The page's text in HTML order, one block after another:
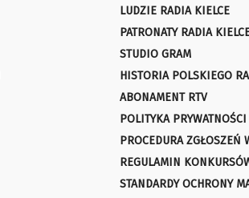
LUDZIE RADIA KIELCE
PATRONATY RADIA
STUDIO GRAM
HISTORIA POLSKIEGO
ABONAMENT RTV
POLITYKA PRYWATNOŚCI
PROCEDURA ZGŁOSZEŃ
REGULAMIN
STANDARDY OCHRONY